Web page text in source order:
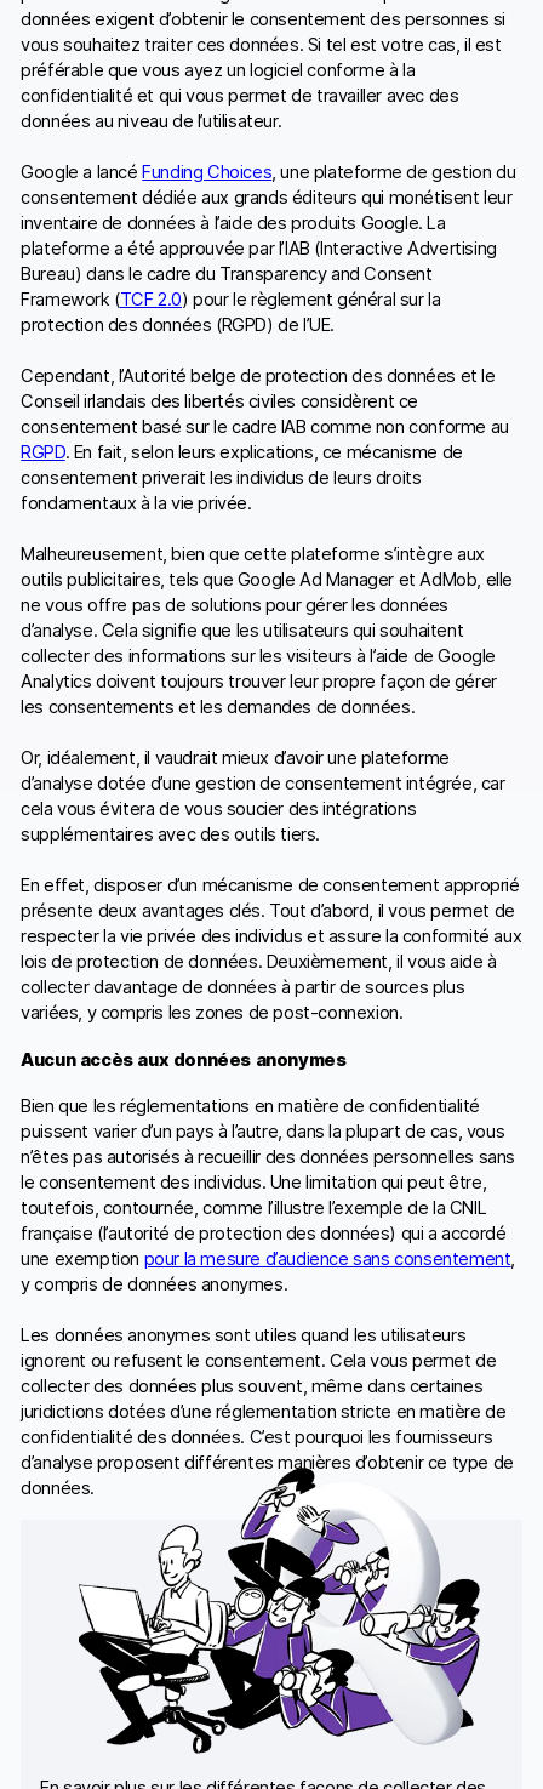
données exigent d’obtenir le consentement des personnes si
vous souhaitez traiter ces données. Si tel est votre cas, il est
préférable que vous ayez un logiciel conforme à la
confidentialité et qui vous permet de travailler avec des
données au niveau de l’utilisateur.
Google a lancéFunding Choices, une plateforme de gestion du
consentement dédiée aux grands éditeurs qui monétisent leur
inventaire de données à l’aide des produits Google. La
plateforme a été approuvée par l’IAB (Interactive Advertising
Bureau) dans le cadre du Transparency and Consent
Framework (TCF 2.0) pour le règlement général sur la
protection des données (RGPD) de l’UE.
Cependant, l’Autorité belge de protection des données et le
Conseil irlandais des libertés civiles considèrent ce
consentement basé sur le cadre IAB comme non conforme au
RGPD. En fait, selon leurs explications, ce mécanisme de
consentement priverait les individus de leurs droits
fondamentaux à la vie privée.
Malheureusement, bien que cette plateforme s’intègre aux
outils publicitaires, tels que Google Ad Manager et AdMob, elle
ne vous offre pas de solutions pour gérer les données
d’analyse. Cela signifie que les utilisateurs qui souhaitent
collecter des informations sur les visiteurs à l’aide de Google
Analytics doivent toujours trouver leur propre façon de gérer
les consentements et les demandes de données.
Or, idéalement, il vaudrait mieux d’avoir une plateforme
d’analyse dotée d’une gestion de consentement intégrée, car
cela vous évitera de vous soucier des intégrations
supplémentaires avec des outils tiers.
En effet, disposer d’un mécanisme de consentement approprié
présente deux avantages clés. Tout d’abord, il vous permet de
respecter la vie privée des individus et assure la conformité aux
lois de protection de données. Deuxièmement, il vous aide à
collecter davantage de données à partir de sources plus
variées, y compris les zones de post-connexion.
Aucun accès aux données anonymes
Bien que les réglementations en matière de confidentialité
puissent varier d’un pays à l’autre, dans la plupart de cas, vous
n’êtes pas autorisés à recueillir des données personnelles sans
le consentement des individus. Une limitation qui peut être,
toutefois, contournée, comme l’illustre l’exemple de la CNIL
française (l’autorité de protection des données) qui a accordé
une exemption pour la mesure d’audience sans consentement,
y compris de données anonymes.
Les données anonymes sont utiles quand les utilisateurs
ignorent ou refusent le consentement. Cela vous permet de
collecter des données plus souvent, même dans certaines
juridictions dotées d’une réglementation stricte en matière de
confidentialité des données. C’est pourquoi les fournisseurs
d’analyse proposent différentes manières d’obtenir ce type de
données.